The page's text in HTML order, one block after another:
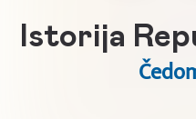
Istorija